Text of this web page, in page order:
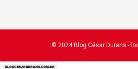
© 2024 Blog César Durans -